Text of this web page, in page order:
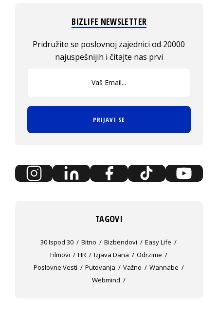
BIZLIFE NEWSLETTER
Pridružite se poslovnoj zajednici od 20000
najuspešnijih i čitajte nas prvi
PRIJAVI SE
TAGOVI
30 Ispod 30 Bitno Bizbendovi
Easy Life
Filmovi
HR Izjava Dana
Odrzime
Poslovne Vesti
Putovanja Važno
Wannabe
Webmind